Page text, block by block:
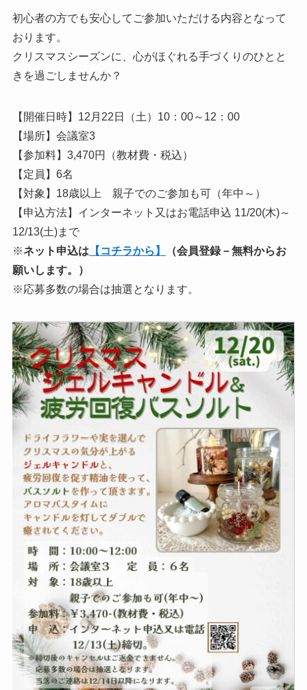
初心者の方でも安心してご参加いただける内容となって
おります。
クリスマスシーズンに、心がほぐれる手づくりのひとと
きを過ごしませんか？
【開催日時】12月22日（土）10：00～12：00
【場所】会議室3
【参加料】3,470円（教材費・税込）
【定員】6名
【対象】18歳以上 親子でのご参加も可（年中～）
【申込方法】インターネット又はお電話申込 11/20(木)～
12/13(土)まで
※ネット申込は 【コチラから】
（会員登録－無料からお
願いします。）
※応募多数の場合は抽選となります。